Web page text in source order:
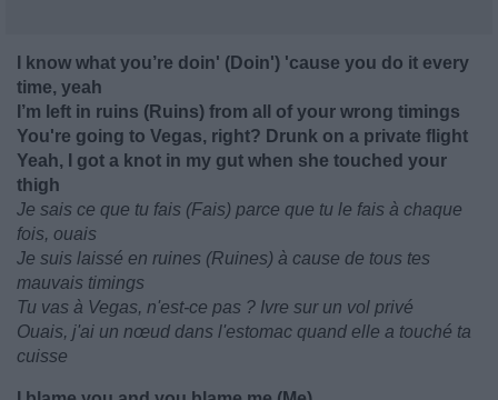
I know what you’re doin' (Doin') 'cause you do it every
time, yeah
I’m left in ruins (Ruins) from all of your wrong timings
You're going to Vegas, right? Drunk on a private flight
Yeah, I got a knot in my gut when she touched your
thigh
Je sais ce que tu fais (Fais) parce que tu le fais à chaque
fois, ouais
Je suis laissé en ruines (Ruines) à cause de tous tes
mauvais timings
Tu vas à Vegas, n'est-ce pas ? Ivre sur un vol privé
Ouais, j'ai un nœud dans l'estomac quand elle a touché ta
cuisse